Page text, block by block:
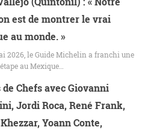
est de montrer le vrai
au monde. »
2026, le Guide Michelin a franchi une
au Mexique…
Chefs avec Giovanni
Jordi Roca, René Frank,
Yoann Conte,